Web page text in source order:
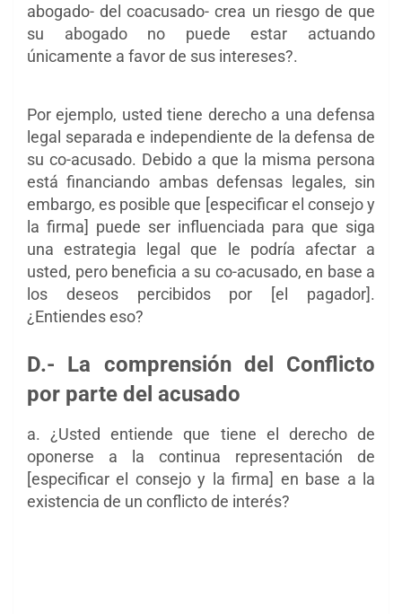
abogado- del coacusado- crea un riesgo de que
su abogado no puede estar actuando
únicamente a favor de sus intereses?.
Por ejemplo, usted tiene derecho a una defensa
legal separada e independiente de la defensa de
su co-acusado. Debido a que la misma persona
está financiando ambas defensas legales, sin
embargo, es posible que [especificar el consejo y
la firma] puede ser influenciada para que siga
una estrategia legal que le podría afectar a
usted, pero beneficia a su co-acusado, en base a
los deseos percibidos por [el pagador].
¿Entiendes eso?
D.- La comprensión del Conflicto
por parte del acusado
a. ¿Usted entiende que tiene el derecho de
oponerse a la continua representación de
[especificar el consejo y la firma] en base a la
existencia de un conflictode interés?